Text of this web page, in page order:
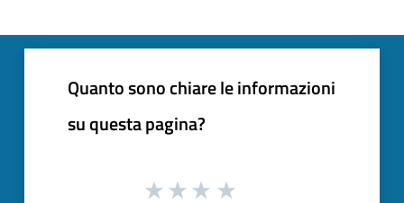
Quanto sono chiare le informazioni
su questa pagina?